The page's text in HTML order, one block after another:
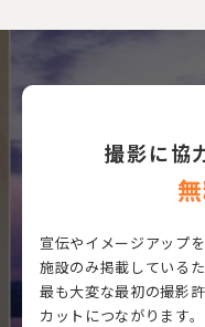
撮影に協
宣伝やイメージアップ
施設のみ掲載しているた
最も大変な最初の撮影
カットにつながります。